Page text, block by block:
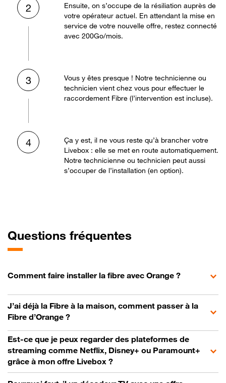
2
Ensuite, on s’occupe de la résiliation auprès de
votre opérateur actuel. En attendant la mise en
service de votre nouvelle offre, restez connecté
avec 200Go/mois.
3
Vous y êtes presque ! Notre technicienne ou
technicien vient chez vous pour effectuer le
raccordement Fibre (l’intervention est incluse).
4
Ça y est, il ne vous reste qu’à brancher votre
Livebox : elle se met en route automatiquement.
Notre technicienne ou technicien peut aussi
s’occuper de l’installation (en option).
Questions fréquentes
Comment faire installer la fibre avec Orange ?
J’ai déjà la Fibre à la maison, comment passer à la
Fibre d’Orange ?
Est-ce que je peux regarder des plateformes de
streaming comme Netflix, Disney+ ou Paramount+
grâce à mon offre Livebox ?